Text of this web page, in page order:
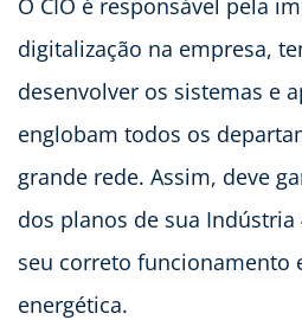
digitalização na empresa,
desenvolver os sistemas e
englobam todos os
grande rede. Assim, deve
dos planos de sua Indústria
seu correto funcionamento
energética.